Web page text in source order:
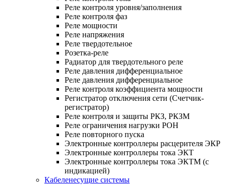
Реле контроля уровня/заполнения
Реле контроля фаз
Реле мощности
Реле напряжения
Реле твердотельное
Розетка-реле
Радиатор для твердотельного реле
Реле давления дифференциальное
Реле давления дифференциальное
Реле контроля коэффициента мощности
Регистратор отключения сети (Счетчик-
регистратор)
Реле контроля и защиты РКЗ, РКЗМ
Реле ограничения нагрузки РОН
Реле повторного пуска
Электронные контроллеры расцерителя ЭКР
Электронные контроллеры тока ЭКТ
Электронные контроллеры тока ЭКТМ (с
индикацией)
Кабеленесущие системы